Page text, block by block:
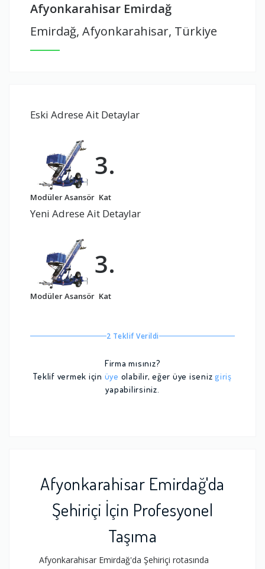
Afyonkarahisar Emirdağ
Emirdağ, Afyonkarahisar, Türkiye
Eski Adrese Ait Detaylar
Modüler Asansör
3.
Kat
Yeni Adrese Ait Detaylar
Modüler Asansör
3.
Kat
2 Teklif Verildi
Firma mısınız?
Teklif vermek için üye olabilir, eğer üye iseniz giriş
yapabilirsiniz.
Afyonkarahisar Emirdağ'da
Şehiriçi İçin Profesyonel
Taşıma
Afyonkarahisar Emirdağ'da Şehiriçi rotasında